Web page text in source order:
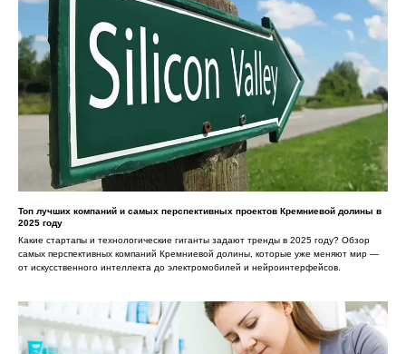
Топ лучших компаний и самых перспективных проектов Кремниевой долины в
2025 году
Какие стартапы и технологические гиганты задают тренды в 2025 году? Обзор
самых перспективных компаний Кремниевой долины, которые уже меняют мир —
от искусственного интеллекта до электромобилей и нейроинтерфейсов.